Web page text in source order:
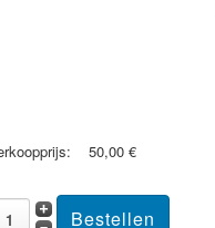
50,00 €